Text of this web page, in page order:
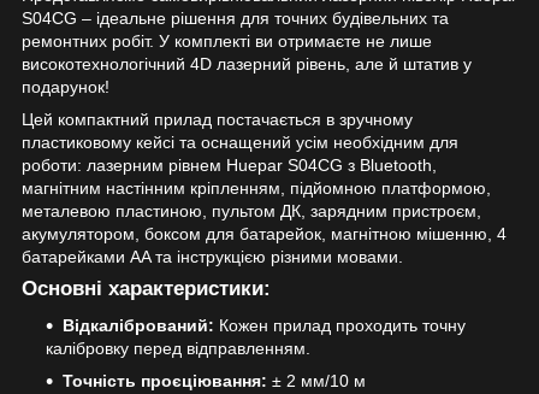
S04CG – ідеальне рішення для точних будівельних та
ремонтних робіт. У комплекті ви отримаєте не лише
високотехнологічний 4D лазерний рівень, але й штатив у
подарунок!
Цей компактний прилад постачається в зручному
пластиковому кейсі та оснащений усім необхідним для
роботи: лазерним рівнем Huepar S04CG з Bluetooth,
магнітним настінним кріпленням, підйомною платформою,
металевою пластиною, пультом ДК, зарядним пристроєм,
акумулятором, боксом для батарейок, магнітною мішенню, 4
батарейками AA та інструкцією різними мовами.
Основні характеристики:
Відкалібрований: Кожен прилад проходить точну
калібровку перед відправленням.
Точність проєціювання: ± 2 мм/10 м